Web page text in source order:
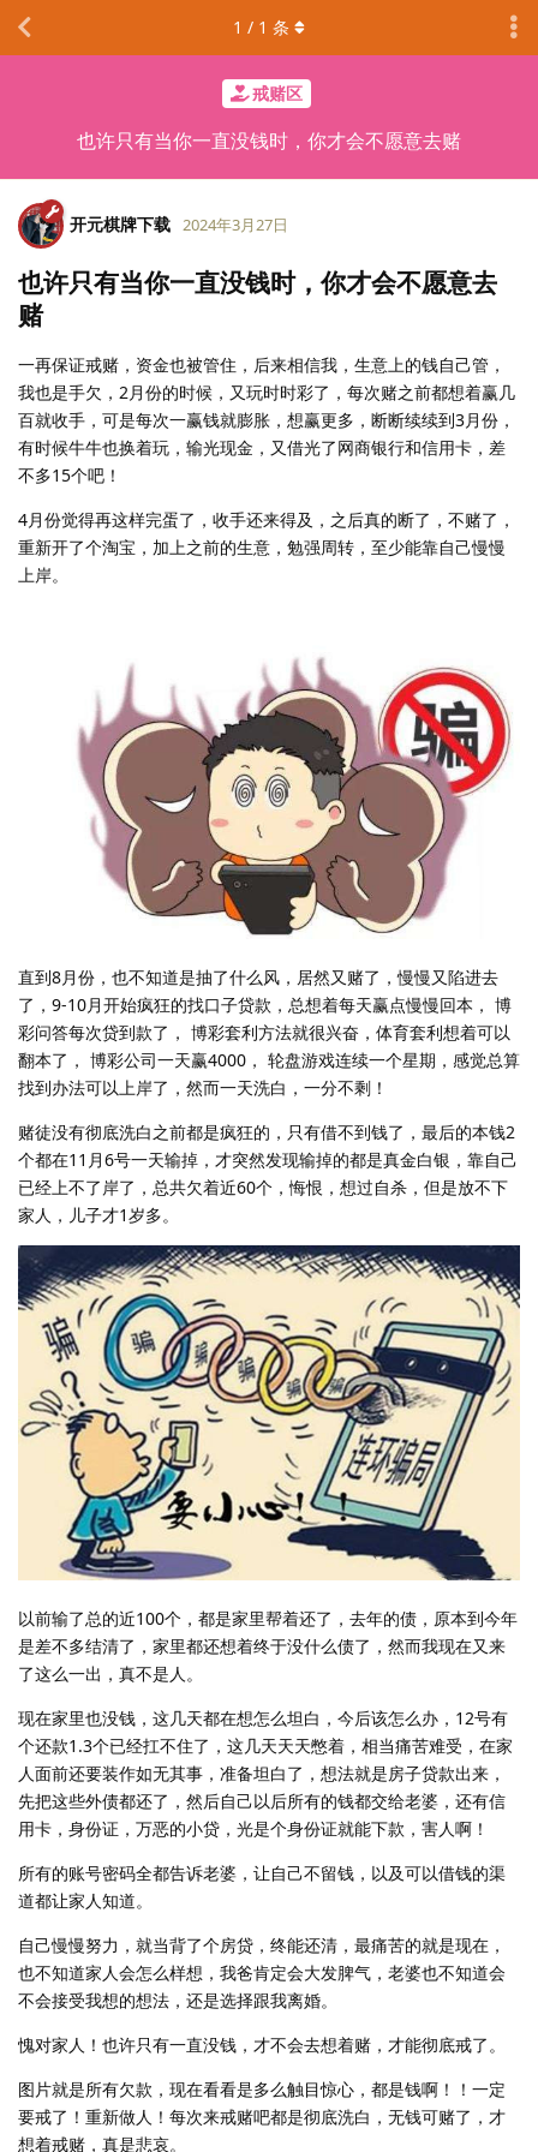
戒赌区
也许只有当你一直没钱时，你才会不愿意去赌
1 / 1 条
开元棋牌下载 2024年3月27日
也许只有当你一直没钱时，你才会不愿意去
赌
一再保证戒赌，资金也被管住，后来相信我，生意上的钱自己管，
我也是手欠，2月份的时候，又玩时时彩了，每次赌之前都想着赢几
百就收手，可是每次一赢钱就膨胀，想赢更多，断断续续到3月份，
有时候牛牛也换着玩，输光现金，又借光了网商银行和信用卡，差
不多15个吧！
4月份觉得再这样完蛋了，收手还来得及，之后真的断了，不赌了，
重新开了个淘宝，加上之前的生意，勉强周转，至少能靠自己慢慢
上岸。
直到8月份，也不知道是抽了什么风，居然又赌了，慢慢又陷进去
了，9-10月开始疯狂的找口子贷款，总想着每天赢点慢慢回本， 博
彩问答每次贷到款了， 博彩套利方法就很兴奋，体育套利想着可以
翻本了， 博彩公司一天赢4000， 轮盘游戏连续一个星期，感觉总算
找到办法可以上岸了，然而一天洗白，一分不剩！
赌徒没有彻底洗白之前都是疯狂的，只有借不到钱了，最后的本钱2
个都在11月6号一天输掉，才突然发现输掉的都是真金白银，靠自己
已经上不了岸了，总共欠着近60个，悔恨，想过自杀，但是放不下
家人，儿子才1岁多。
以前输了总的近100个，都是家里帮着还了，去年的债，原本到今年
是差不多结清了，家里都还想着终于没什么债了，然而我现在又来
了这么一出，真不是人。
现在家里也没钱，这几天都在想怎么坦白，今后该怎么办，12号有
个还款1.3个已经扛不住了，这几天天天憋着，相当痛苦难受，在家
人面前还要装作如无其事，准备坦白了，想法就是房子贷款出来，
先把这些外债都还了，然后自己以后所有的钱都交给老婆，还有信
用卡，身份证，万恶的小贷，光是个身份证就能下款，害人啊！
所有的账号密码全都告诉老婆，让自己不留钱，以及可以借钱的渠
道都让家人知道。
自己慢慢努力，就当背了个房贷，终能还清，最痛苦的就是现在，
也不知道家人会怎么样想，我爸肯定会大发脾气，老婆也不知道会
不会接受我想的想法，还是选择跟我离婚。
愧对家人！也许只有一直没钱，才不会去想着赌，才能彻底戒了。
图片就是所有欠款，现在看看是多么触目惊心，都是钱啊！！一定
要戒了！重新做人！每次来戒赌吧都是彻底洗白，无钱可赌了，才
想着戒赌，真是悲哀。